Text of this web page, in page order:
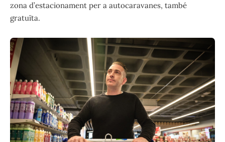
zona d’estacionament per a autocaravanes, també
gratuïta.